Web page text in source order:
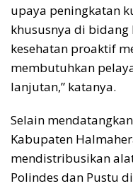
upaya peningkatan
khususnya di bidang
kesehatan proaktif
membutuhkan
lanjutan,” katanya.
Selain
Kabupaten
mendistribusikan
Polindes dan Pustu